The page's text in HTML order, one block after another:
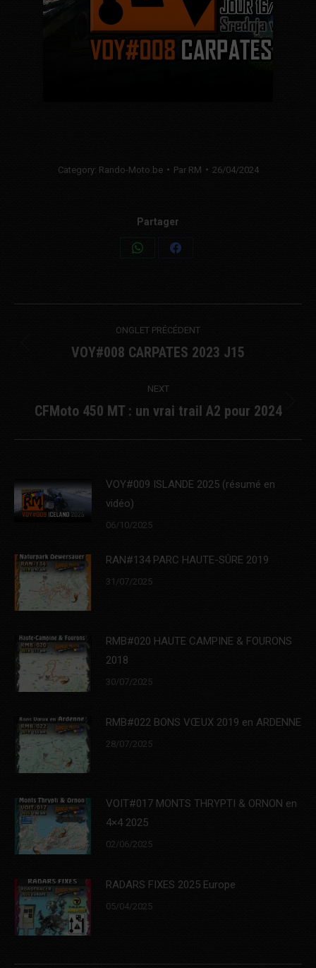
Category: Rando-Moto.be Par RM 26/04/2024
Partager
Share
Share
navigation
ONGLET PRÉCÉDENT
Previous
VOY#008 CARPATES 2023 J15
NEXT
Next
CFMoto 450 MT : un vrai trail A2 pour 2024
VOY#009 ISLANDE 2025 (résumé en
vidéo)
06/10/2025
RAN#134 PARC HAUTE-SÛRE 2019
31/07/2025
RMB#020 HAUTE CAMPINE & FOURONS
2018
30/07/2025
RMB#022 BONS VŒUX 2019 en ARDENNE
28/07/2025
VOIT#017 MONTS THRYPTI & ORNON en
4×4 2025
02/06/2025
RADARS FIXES 2025 Europe
05/04/2025